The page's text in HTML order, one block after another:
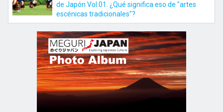
de Japón Vol.01. ¿Qué significa eso de "artes
escénicas tradicionales"?